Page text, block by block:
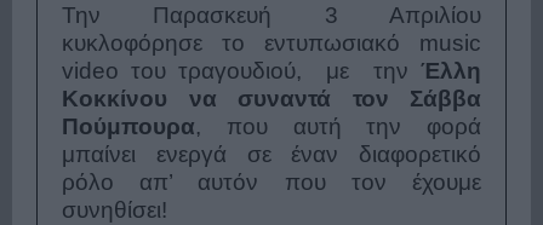
Την Παρασκευή 3 Απριλίου
κυκλοφόρησε το εντυπωσιακό music
video του τραγουδιού, με την Έλλη
Κοκκίνου να συναντά τον Σάββα
Πούμπουρα, που αυτή την φορά
μπαίνει ενεργά σε έναν διαφορετικό
ρόλο απ’ αυτόν που τον έχουμε
συνηθίσει!